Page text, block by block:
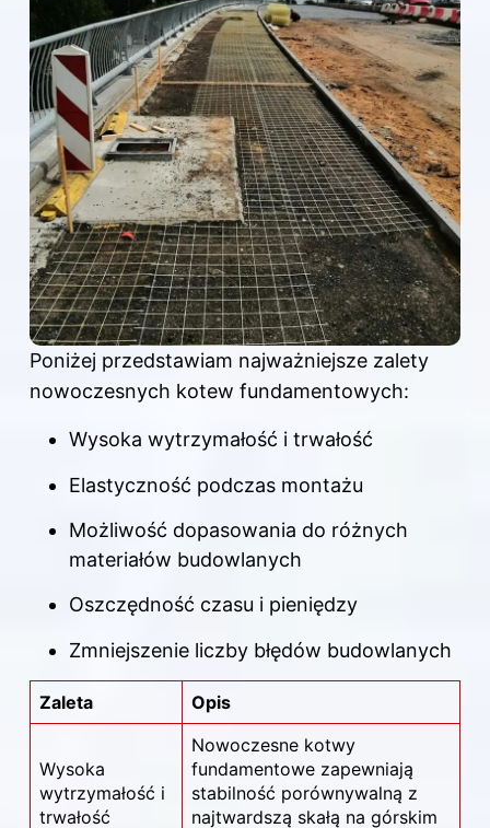
Poniżej przedstawiam najważniejsze zalety
nowoczesnych kotew fundamentowych:
Wysoka wytrzymałość i trwałość
Elastyczność podczas montażu
Możliwość dopasowania do różnych
materiałów budowlanych
Oszczędność czasu i pieniędzy
Zmniejszenie liczby błędów budowlanych
Zaleta Opis
Wysoka
wytrzymałość i
trwałość
Nowoczesne kotwy
fundamentowe zapewniają
stabilność porównywalną z
najtwardszą skałą na górskim